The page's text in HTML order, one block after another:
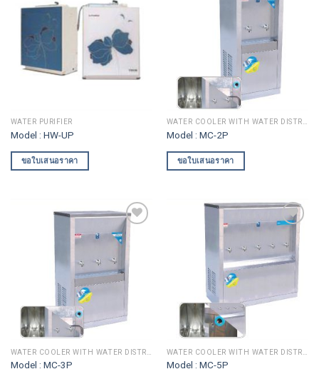
Add to
wishlist
WATER PURIFIER
Model : HW-UP
ขอใบเสนอราคา
Add to
wishlist
WATER COOLER WITH WATER DISTRIBUTION
Model : MC-2P
ขอใบเสนอราคา
Add to
wishlist
Model : MC-3P
Add to
wishlist
Model : MC-5P